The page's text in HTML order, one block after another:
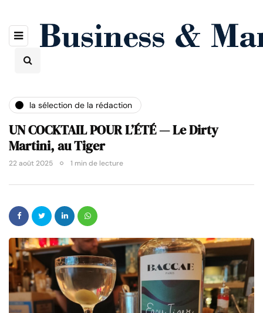
la sélection de la rédaction
UN COCKTAIL POUR L’ÉTÉ — Le Dirty
Martini, au Tiger
22 août 2025 1 min de lecture